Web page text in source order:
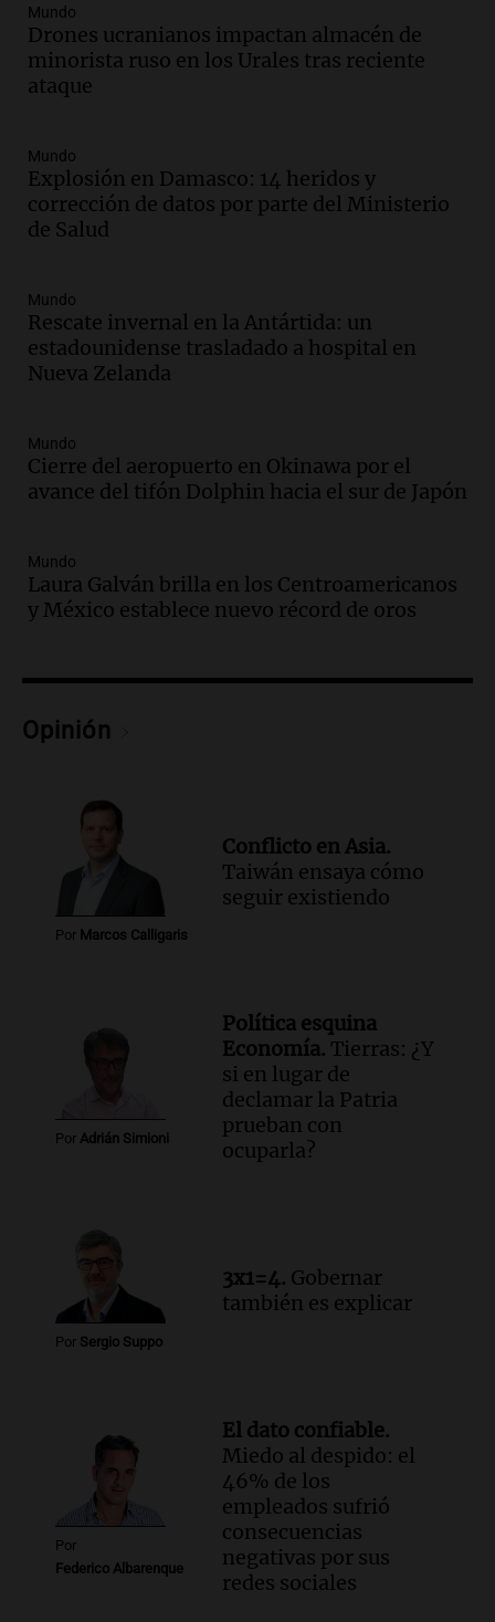
sea, va a ser lindo”
La Cadena del Gol
Episodios
Audio.
mano es muy peligroso”
La Argentina, hoy
Episodios
Audio.
Amamos Argentina
Episodios
Audio.Meteorólogo alertó que El Niño
traerá más lluvias y eventos extremos
Informados al regreso
Episodios
Audio. Córdoba sigue trabajando para
Panorama Federal
Episodios
economía mejorará el próximo año
Episodios
ley de propiedad privada
Informados al regreso
Episodios
Audio.
Debate en el Senado y protesta
en Rosario contra la ley de Propiedad
Privada.
Manifestación en Rosario contra
la ley de Propiedad Privada debatida en
el Senado.
Viva la Radio Rosario
Episodios
Luis Juez cuestionó la polémica
Informados al regreso
Episodios
Mundo
Drones ucranianos impactan almacén de
minorista ruso en los Urales tras reciente
ataque
Mundo
Explosión en Damasco: 14 heridos y
corrección de datos por parte del Ministerio
de Salud
Mundo
Rescate invernal en la Antártida: un
estadounidense trasladado a hospital en
Nueva Zelanda
Mundo
Cierre del aeropuerto en Okinawa por el
avance del tifón Dolphin hacia el sur de Japón
Mundo
Laura Galván brilla en los Centroamericanos
y México establece nuevo récord de oros
Opinión
Por Marcos Calligaris
Conflicto en Asia.
Taiwán ensaya cómo
seguir existiendo
Por Adrián Simioni
Política esquina
Economía. Tierras: ¿Y
si en lugar de
declamar la Patria
prueban con
ocuparla?
Por Sergio Suppo
3x1=4. Gobernar
también es explicar
Por
Federico Albarenque
El dato confiable.
Miedo al despido: el
46% de los
empleados sufrió
consecuencias
negativas por sus
redes sociales